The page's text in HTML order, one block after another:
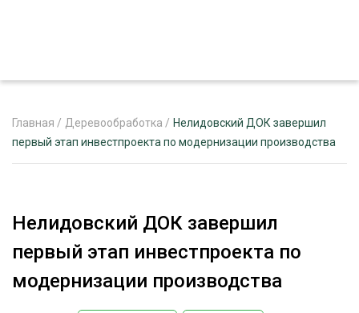
РЕКЛАМОДАТЕЛЯМ
Главная / Деревообработка / Нелидовский ДОК завершил
первый этап инвестпроекта по модернизации производства
Нелидовский ДОК завершил
первый этап инвестпроекта по
модернизации производства